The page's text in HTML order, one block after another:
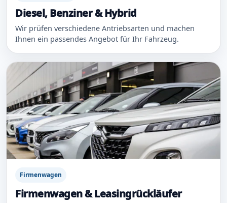
Diesel, Benziner & Hybrid
Wir prüfen verschiedene Antriebsarten und machen
Ihnen ein passendes Angebot für Ihr Fahrzeug.
Firmenwagen
Firmenwagen & Leasingrückläufer